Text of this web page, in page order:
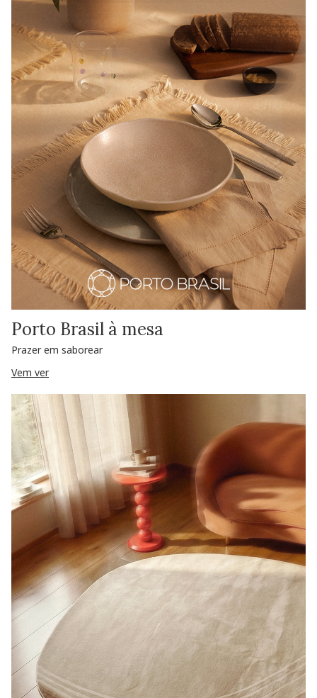
Porto Brasil à mesa
Prazer em saborear
Vem ver